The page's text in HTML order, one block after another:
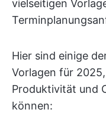
vielseitigen
Hier sind einige
Vorlagen für
Produktivität und
können: